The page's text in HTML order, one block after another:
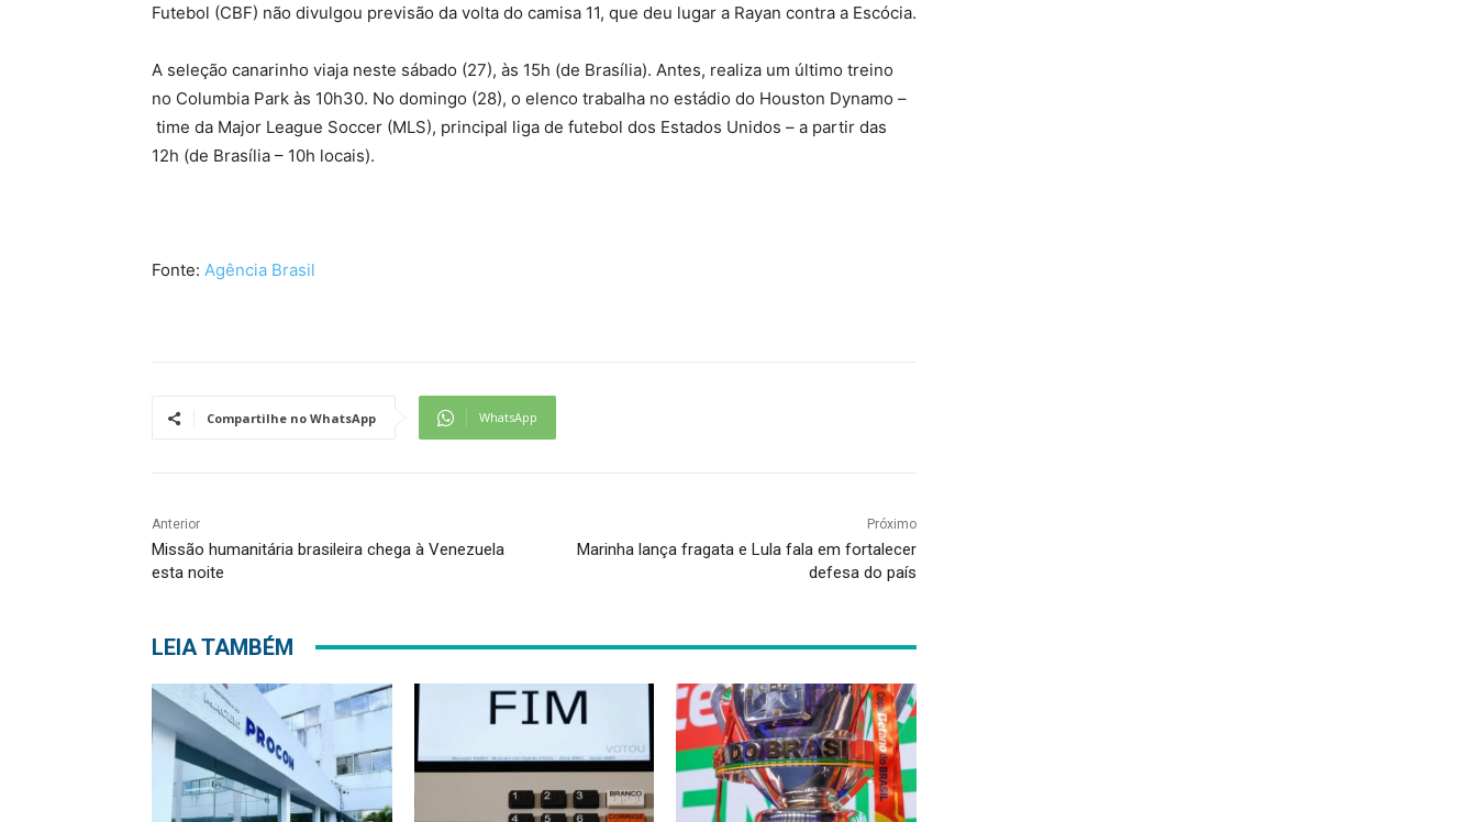
Futebol (CBF) não divulgou previsão da volta do camisa 11, que deu lugar a Rayan contra a Escócia.
A seleção canarinho viaja neste sábado (27), às 15h (de Brasília). Antes, realiza um último treino
no Columbia Park às 10h30. No domingo (28), o elenco trabalha no estádio do Houston Dynamo –
time da Major League Soccer (MLS), principal liga de futebol dos Estados Unidos – a partir das
12h (de Brasília – 10h locais).
Fonte: Agência Brasil
Compartilhe no WhatsApp WhatsApp
Anterior
Missão humanitária brasileira chega à Venezuela
esta noite
Próximo
Marinha lança fragata e Lula fala em fortalecer
defesa do país
LEIA TAMBÉM